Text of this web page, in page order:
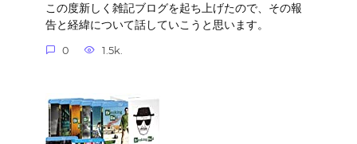
この度新しく雑記ブログを起ち上げたので、その報
告と経緯について話していこうと思います。
0 1.5k.